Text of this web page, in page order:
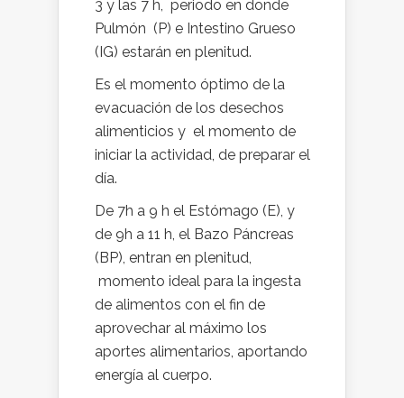
3 y las 7 h, periodo en donde
Pulmón (P) e Intestino Grueso
(IG) estarán en plenitud.
Es el momento óptimo de la
evacuación de los desechos
alimenticios y el momento de
iniciar la actividad, de preparar el
día.
De 7h a 9 h el Estómago (E), y
de 9h a 11 h, el Bazo Páncreas
(BP), entran en plenitud,
momento ideal para la ingesta
de alimentos con el fin de
aprovechar al máximo los
aportes alimentarios, aportando
energía al cuerpo.